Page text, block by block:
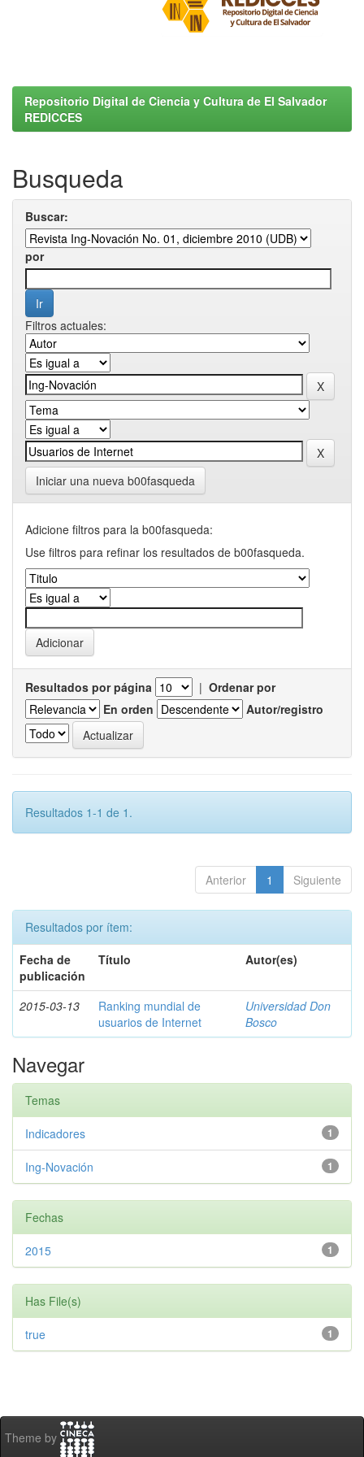
Repositorio Digital de Ciencia y Cultura de El Salvador
REDICCES
Busqueda
Buscar:
por
Filtros actuales:
Iniciar una nueva b00fasqueda
Adicione filtros para la b00fasqueda:
Use filtros para refinar los resultados de b00fasqueda.
Resultados por página | Ordenar por
En orden
Autor/registro
Resultados 1-1 de 1.
Anterior 1 Siguiente
Resultados por ítem:
Fecha de
publicación
Título Autor(es)
2015-03-13
Ranking mundial de
usuarios de Internet
Universidad Don
Bosco
Navegar
Temas
1
Indicadores
1
Ing-Novación
Fechas
1
2015
Has File(s)
1
true
Theme by